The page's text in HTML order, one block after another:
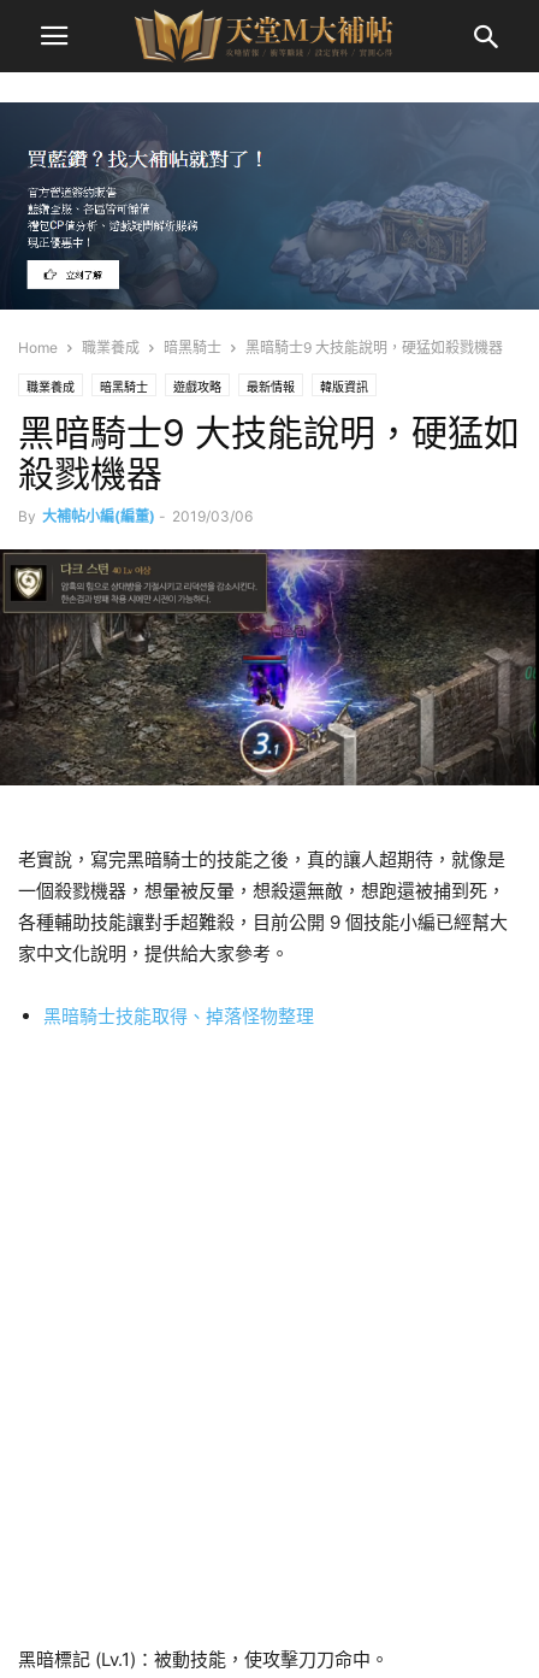
Home 職業養成 暗黑騎士 黑暗騎士9 大技能說明，硬猛如殺戮機器
職業養成 暗黑騎士 遊戲攻略 最新情報 韓版資訊
黑暗騎士9 大技能說明，硬猛如
殺戮機器
By 大補帖小編(編董) - 2019/03/06
老實說，寫完黑暗騎士的技能之後，真的讓人超期待，就像是
一個殺戮機器，想暈被反暈，想殺還無敵，想跑還被捕到死，
各種輔助技能讓對手超難殺，目前公開 9 個技能小編已經幫大
家中文化說明，提供給大家參考。
黑暗騎士技能取得、掉落怪物整理
黑暗標記 (Lv.1)：被動技能，使攻擊刀刀命中。